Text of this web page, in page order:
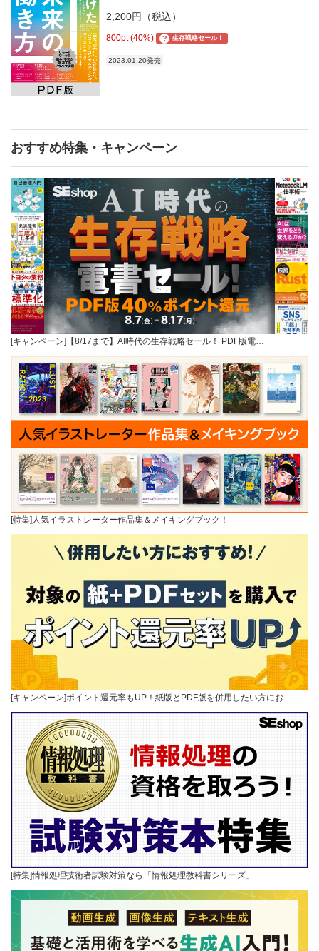
2,200円（税込）
800pt (40%) ? 生存戦略セール！
2023.01.20発売
おすすめ特集・キャンペーン
[キャンペーン]【8/17まで】AI時代の生存戦略セール！ PDF版電…
[特集]人気イラストレーター作品集＆メイキングブック！
[キャンペーン]ポイント還元率もUP！紙版とPDF版を併用したい方にお…
[特集]情報処理技術者試験対策なら「情報処理教科書シリーズ」